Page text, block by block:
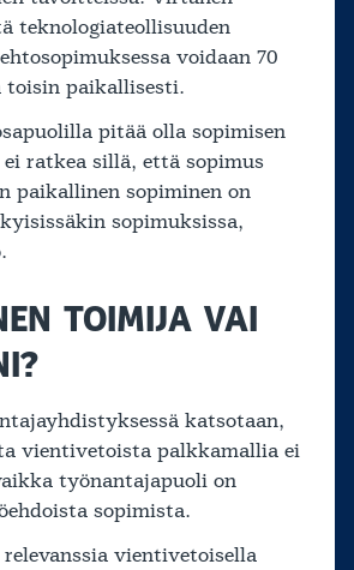
teknologiateollisuuden
voidaan 70
toisin paikallisesti.
pitää olla sopimisen
ratkea sillä, että sopimus
paikallinen sopiminen on
sopimuksissa,
TOIMIJA VAI
katsotaan,
vientivetoista palkkamallia ei
työnantajapuoli on
sopimista.
vientivetoisella